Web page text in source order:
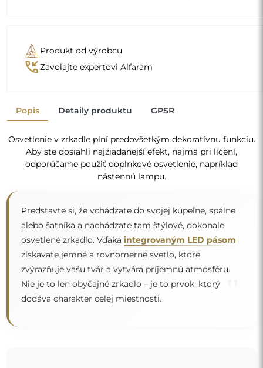
Produkt od výrobcu
phone_callbackZavolajte expertovi Alfaram
Popis Detaily produktu GPSR
Osvetlenie v zrkadle plní predovšetkým dekoratívnu funkciu.
Aby ste dosiahli najžiadanejší efekt, najmä pri líčení,
odporúčame použiť doplnkové osvetlenie, napríklad
nástennú lampu.
Predstavte si, že vchádzate do svojej kúpeľne, spálne
alebo šatníka a nachádzate tam štýlové, dokonale
osvetlené zrkadlo. Vďaka integrovaným LED pásom
získavate jemné a rovnomerné svetlo, ktoré
zvýrazňuje vašu tvár a vytvára príjemnú atmosféru.
Nie je to len obyčajné zrkadlo – je to prvok, ktorý
dodáva charakter celej miestnosti.